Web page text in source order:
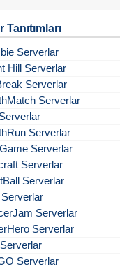
Tanıtımları
Serverlar
Hill Serverlar
Serverlar
Serverlar
Serverlar
Serverlar
Serverlar
Serverlar
Serverlar
Serverlar
Serverlar